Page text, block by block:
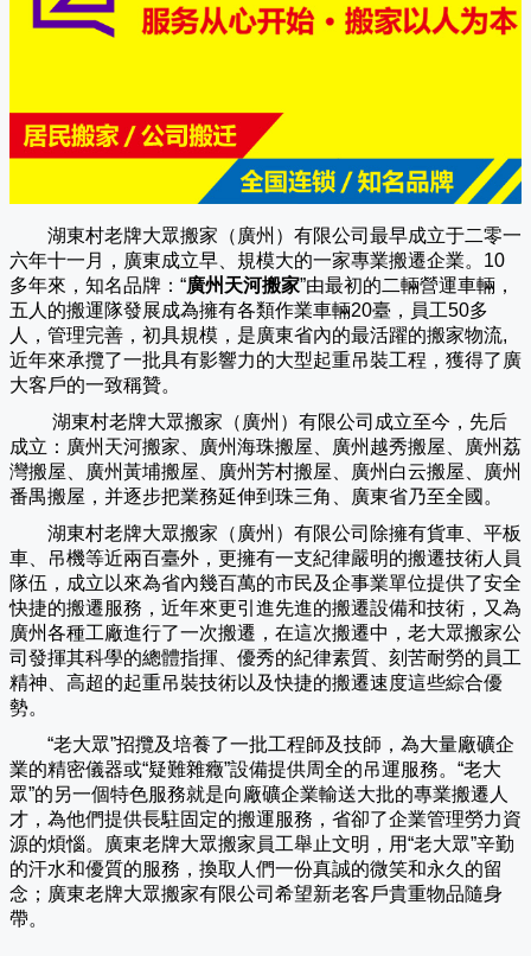
湖東村老牌大眾搬家（廣州）有限公司 最早成立于二零一
六年十一月，廣東成立早、規模大的一家專業搬遷企業。10
多年來，知名品牌：“廣州天河搬家”由最初的二輛營運車輛，
五人的搬運隊發展成為擁有各類作業車輛20臺，員工50多
人，管理完善，初具規模，是廣東省內的最活躍的搬家物流,
近年來承攬了一批具有影響力的大型起重吊裝工程，獲得了廣
大客戶的一致稱贊。
湖東村老牌大眾搬家（ 廣州 ）有限公司成立至今，先后
成立：廣州天河搬家、廣州海珠搬屋、廣州越秀搬屋、廣州荔
灣搬屋、廣州黃埔搬屋、廣州芳村搬屋、廣州白云搬屋、廣州
番禺搬屋，并逐步把業務延伸到珠三角、廣東省乃至全國。
湖東村老牌大眾搬家（ 廣州 ）有限公司除擁有貨車、平板
車、吊機等近兩百臺外，更擁有一支紀律嚴明的搬遷技術人員
隊伍，成立以來為省內幾百萬的市民及企事業單位提供了安全
快捷的搬遷服務，近年來更引進先進的搬遷設備和技術，又為
廣州各種工廠進行了一次搬遷，在這次搬遷中，老大眾搬家公
司發揮其科學的總體指揮、優秀的紀律素質、刻苦耐勞的員工
精神、高超的起重吊裝技術以及快捷的搬遷速度這些綜合優
勢。
“老大眾”招攬及培養了一批工程師及技師，為大量廠礦企
業的精密儀器或“疑難雜癥”設備提供周全的吊運服務。“老大
眾”的另一個特色服務就是向廠礦企業輸送大批的專業搬遷人
才，為他們提供長駐固定的搬運服務，省卻了企業管理勞力資
源的煩惱。廣東老牌大眾搬家員工舉止文明，用“老大眾”辛勤
的汗水和優質的服務，換取人們一份真誠的微笑和永久的留
念；廣東老牌大眾搬家有限公司希望新老客戶貴重物品隨身
帶。